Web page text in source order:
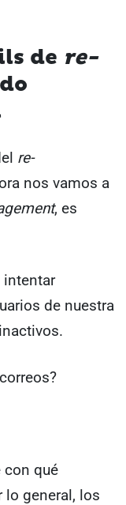
de re-
re-
nos vamos a
, es
intentar
de nuestra
con qué
lo general, los